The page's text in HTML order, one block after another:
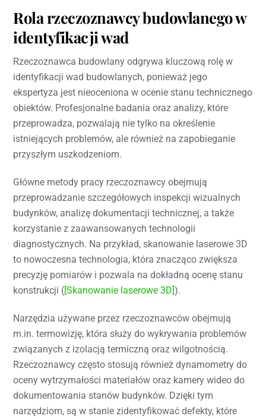
Rola rzeczoznawcy budowlanego w
identyfikacji wad
Rzeczoznawca budowlany odgrywa kluczową rolę w
identyfikacji wad budowlanych, ponieważ jego
ekspertyza jest nieoceniona w ocenie stanu technicznego
obiektów. Profesjonalne badania oraz analizy, które
przeprowadza, pozwalają nie tylko na określenie
istniejących problemów, ale również na zapobieganie
przyszłym uszkodzeniom.
Główne metody pracy rzeczoznawcy obejmują
przeprowadzanie szczegółowych inspekcji wizualnych
budynków, analizę dokumentacji technicznej, a także
korzystanie z zaawansowanych technologii
diagnostycznych. Na przykład, skanowanie laserowe 3D
to nowoczesna technologia, która znacząco zwiększa
precyzję pomiarów i pozwala na dokładną ocenę stanu
konstrukcji ([Skanowanie laserowe 3D]).
Narzędzia używane przez rzeczoznawców obejmują
m.in. termowizję, która służy do wykrywania problemów
związanych z izolacją termiczną oraz wilgotnością.
Rzeczoznawcy często stosują również dynamometry do
oceny wytrzymałości materiałów oraz kamery wideo do
dokumentowania stanów budynków. Dzięki tym
narzędziom, są w stanie zidentyfikować defekty, które